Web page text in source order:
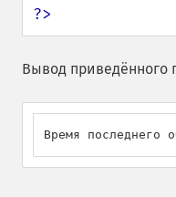
?>
Вывод приведённого
Время последнего